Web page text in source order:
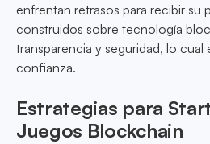
enfrentan retrasos para recibir su
construidos sobre tecnología
transparencia y seguridad, lo cual
confianza.
Estrategias para
Juegos Blockchain